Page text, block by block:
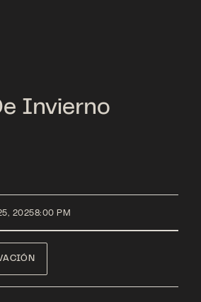
Invierno
20258:00 PM